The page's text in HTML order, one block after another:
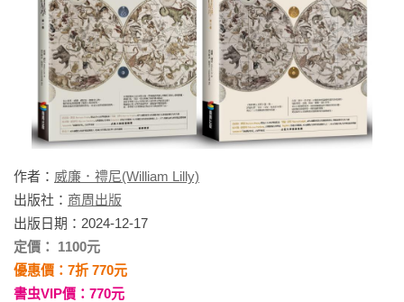
作者： 威廉．禮尼(William Lilly)
出版社： 商周出版
出版日期：2024-12-17
定價： 1100元
優惠價：7折 770元
書虫VIP價：770元